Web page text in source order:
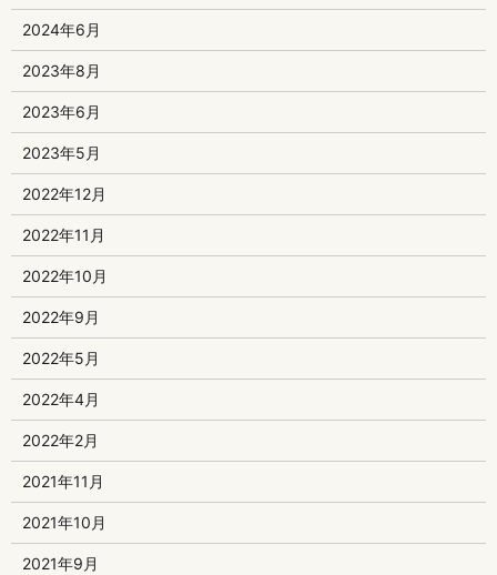
2024年6月
2023年8月
2023年6月
2023年5月
2022年12月
2022年11月
2022年10月
2022年9月
2022年5月
2022年4月
2022年2月
2021年11月
2021年10月
2021年9月